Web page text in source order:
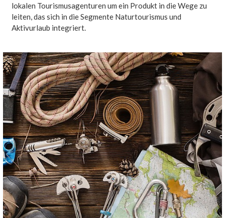
lokalen Tourismusagenturen um ein Produkt in die Wege zu
leiten, das sich in die Segmente Naturtourismus und
Aktivurlaub integriert.